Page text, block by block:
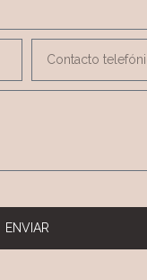
ENVIAR